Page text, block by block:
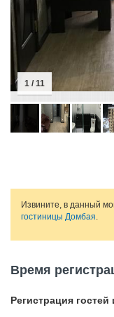
1 / 11
Извините, в данный
гостиницы Домбая.
Время
Регистрация гостей